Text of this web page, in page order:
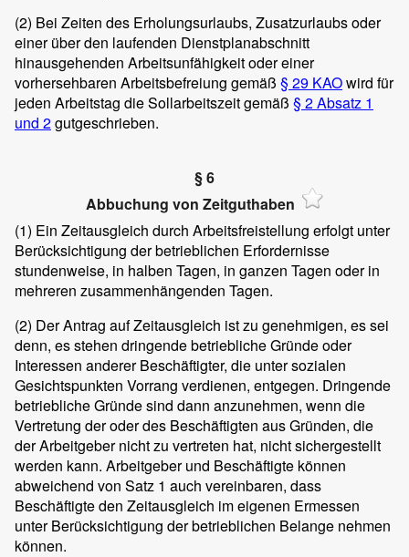
(2) Bei Zeiten des Erholungsurlaubs, Zusatzurlaubs oder
einer über den laufenden Dienstplanabschnitt
hinausgehenden Arbeitsunfähigkeit oder einer
vorhersehbaren Arbeitsbefreiung gemäß § 29 KAOwird für
jeden Arbeitstag die Sollarbeitszeit gemäß § 2 Absatz 1
und 2gutgeschrieben.
§ 6
Abbuchung von Zeitguthaben
(1) Ein Zeitausgleich durch Arbeitsfreistellung erfolgt unter
Berücksichtigung der betrieblichen Erfordernisse
stundenweise, in halben Tagen, in ganzen Tagen oder in
mehreren zusammenhängenden Tagen.
(2) Der Antrag auf Zeitausgleich ist zu genehmigen, es sei
denn, es stehen dringende betriebliche Gründe oder
Interessen anderer Beschäftigter, die unter sozialen
Gesichtspunkten Vorrang verdienen, entgegen. Dringende
betriebliche Gründe sind dann anzunehmen, wenn die
Vertretung der oder des Beschäftigten aus Gründen, die
der Arbeitgeber nicht zu vertreten hat, nicht sichergestellt
werden kann. Arbeitgeber und Beschäftigte können
abweichend von Satz 1 auch vereinbaren, dass
Beschäftigte den Zeitausgleich im eigenen Ermessen
unter Berücksichtigung der betrieblichen Belange nehmen
können.